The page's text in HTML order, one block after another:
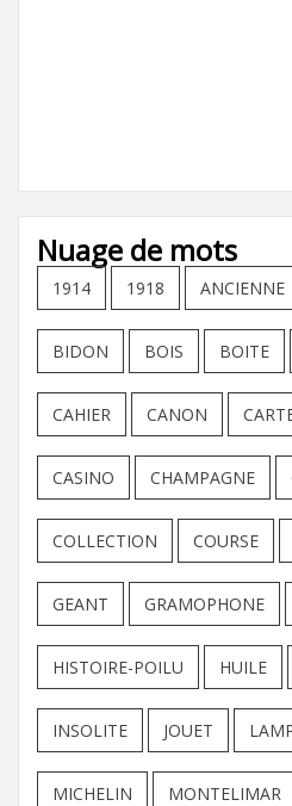
Nuage de mots
1914 1918 ANCIENNE
BIDON BOIS BOITE
CAHIER CANON
CASINO CHAMPAGNE
COLLECTION COURSE
GEANT GRAMOPHONE
HISTOIRE-POILU HUILE
INSOLITE JOUET
MICHELIN MONTELIMAR